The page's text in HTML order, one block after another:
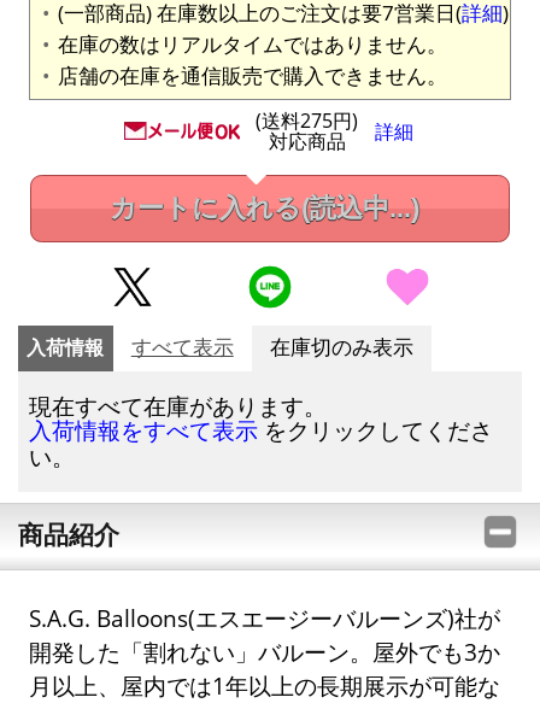
(一部商品) 在庫数以上のご注文は要7営業日(詳細)
在庫の数はリアルタイムではありません。
店舗の在庫を通信販売で購入できません。
(送料275円)
対応商品 詳細
カートに入れる(読込中...)
入荷情報 すべて表示 在庫切のみ表示
現在すべて在庫があります。
入荷情報をすべて表示 をクリックしてくださ
い。
商品紹介
S.A.G. Balloons(エスエージーバルーンズ)社が
開発した「割れない」バルーン。屋外でも3か
月以上、屋内では1年以上の長期展示が可能な